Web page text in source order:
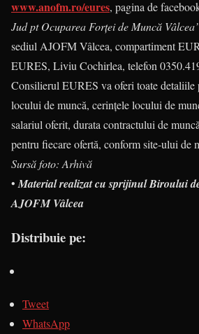
www.anofm.ro/eures, pagina de
Jud pt Ocuparea Forței de Muncă
sediul AJOFM Vâlcea, compartiment
EURES, Liviu Cochirlea, telefon
Consilierul EURES va oferi toate detaliile
locului de muncă, cerinţele locului de
salariul oferit, durata contractului de
pentru fiecare ofertă, conform site-ului de
Sursă foto: Arhivă
• Material realizat cu sprijinul Biroului
AJOFM Vâlcea
Distribuie pe:
Tweet
WhatsApp